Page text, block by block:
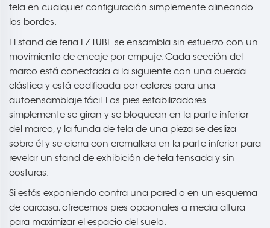
tela en cualquier configuración simplemente alineando
los bordes.
El stand de feria EZ TUBE se ensambla sin esfuerzo con un
movimiento de encaje por empuje. Cada sección del
marco está conectada a la siguiente con una cuerda
elástica y está codificada por colores para una
autoensamblaje fácil. Los pies estabilizadores
simplemente se giran y se bloquean en la parte inferior
del marco, y la funda de tela de una pieza se desliza
sobre él y se cierra con cremallera en la parte inferior para
revelar un stand de exhibición de tela tensada y sin
costuras.
Si estás exponiendo contra una pared o en un esquema
de carcasa, ofrecemos pies opcionales a media altura
para maximizar el espacio del suelo.